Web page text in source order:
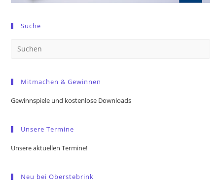
Suche
Mitmachen & Gewinnen
Gewinnspiele und kostenlose Downloads
Unsere Termine
Unsere aktuellen Termine!
Neu bei Oberstebrink